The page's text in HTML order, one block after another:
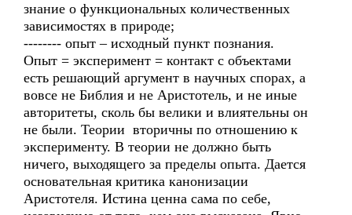
знание о функциональных количественных
зависимостях в природе;
-------- опыт – исходный пункт познания.
Опыт = эксперимент = контакт с объектами
есть решающий аргумент в научных спорах, а
вовсе не Библия и не Аристотель, и не иные
авторитеты, сколь бы велики и влиятельны он
не были. Теории вторичны по отношению к
эксперименту. В теории не должно быть
ничего, выходящего за пределы опыта. Дается
основательная критика канонизации
Аристотеля. Истина ценна сама по себе,